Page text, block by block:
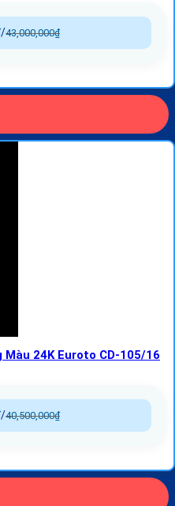
43,000,000₫
/
24K Euroto CD-105/16
40,500,000₫
/